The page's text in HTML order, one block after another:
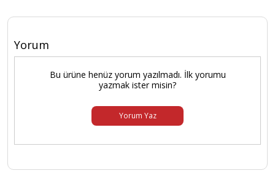
Yorum
Bu ürüne henüz yorum yazılmadı. İlk yorumu
yazmak ister misin?
Yorum Yaz